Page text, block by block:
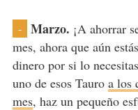
- Marzo. ¡A ahorrar
mes, ahora que aún
dinero por si lo
uno de esos Tauro a los
mes, haz un pequeño